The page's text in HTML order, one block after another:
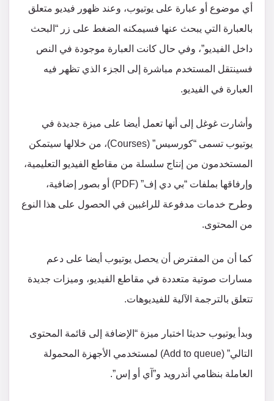
أي موضوع أو عبارة على يوتيوب، وعند ظهور فيديو متعلق
بالعبارة التي يبحث عنها فسيمكنه الضغط على زر “البحث
داخل الفيديو”، وفي حال كانت العبارة موجودة في النص
فسينتقل المستخدم مباشرة إلى الجزء الذي تظهر فيه
العبارة في الفيديو.
وأشارت غوغل إلى أنها تعمل أيضا على ميزة جديدة في
يوتيوب تسمى “كورسيس” (Courses)، من خلالها سيتمكن
المستخدمون من إنتاج سلسلة من مقاطع الفيديو التعليمية،
وإرفاقها بملفات “بي دي إف” (PDF) أو بصور إضافية،
وطرح خدمات مدفوعة للراغبين في الحصول على هذا النوع
من المحتوى.
كما أن من المفترض أن يحصل يوتيوب أيضا على دعم
مسارات صوتية متعددة في مقاطع الفيديو، وميزات جديدة
تتعلق بالترجمة الآلية للفيديوهات.
وبدأ يوتيوب حديثا اختبار ميزة “الإضافة إلى قائمة المحتوى
التالي” (Add to queue) لمستخدمي الأجهزة المحمولة
العاملة بنظامي أندرويد و”آي أو إس”.